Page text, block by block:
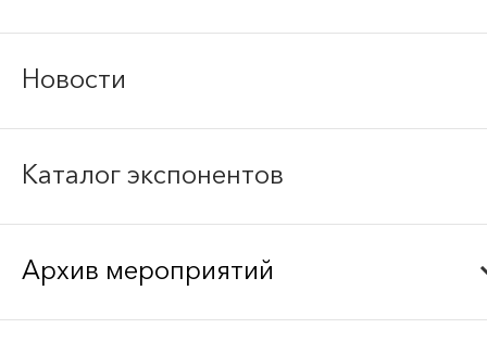
Новости
Каталог экспонентов
Архив мероприятий